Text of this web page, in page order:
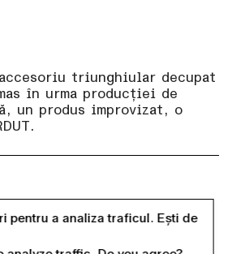
pentru a analiza traficul. Ești de
triunghiular decupat
în urma producției de
un produs improvizat, o
pentru case de modă